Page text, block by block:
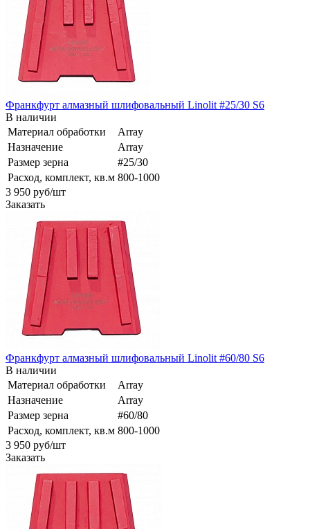
Франкфурт алмазный шлифовальный Linolit #25/30 S6
В наличии
Материал обработки
Array
Назначение
Array
Размер зерна
#25/30
Расход, комплект, кв.м 800-1000
3 950 руб/шт
Заказать
Франкфурт алмазный шлифовальный Linolit #60/80 S6
В наличии
Материал обработки
Array
Назначение
Array
Размер зерна
#60/80
Расход, комплект, кв.м 800-1000
3 950 руб/шт
Заказать